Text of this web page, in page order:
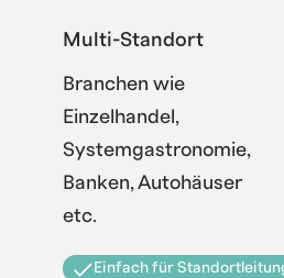
Multi-Standort
Branchen wie
Einzelhandel,
Systemgastronomie,
Banken, Autohäuser
etc.
Einfach für